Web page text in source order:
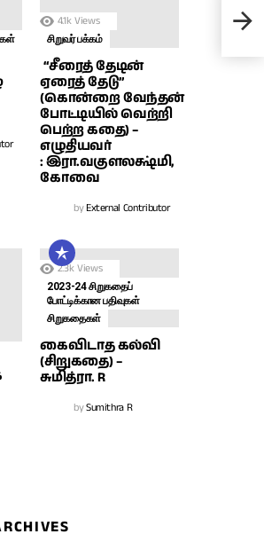
4.1k Views
சிறுவர் பக்கம்
“சீரைத் தேடின்
ஏரைத் தேடு”
(கொன்றை வேந்தன்
போட்டியில் வெற்றி
பெற்ற கதை) –
எழுதியவர்
: இரா.வகுளலக்ஷ்மி,
கோவை
byExternal Contributor
2.3k Views
2023-24 சிறுகதைப்
போட்டிக்கான பதிவுகள்
சிறுகதைகள்
கைவிடாத கல்வி
(சிறுகதை) –
சுமித்ரா. R
bySumithra R